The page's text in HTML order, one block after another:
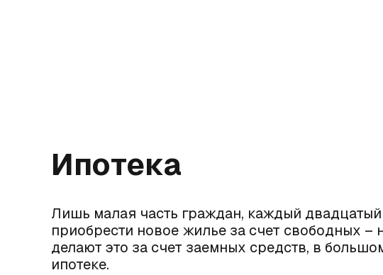
Ипотека
Лишь малая часть граждан, каждый
приобрести новое жилье за счет свободных –
делают это за счет заемных средств, в
ипотеке.